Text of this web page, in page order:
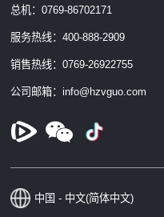
总机：0769-86702171
服务热线：400-888-2909
销售热线：0769-26922755
公司邮箱：info@hzvguo.com
中国 - 中文(简体中文)